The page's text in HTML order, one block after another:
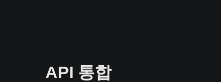
API 통합